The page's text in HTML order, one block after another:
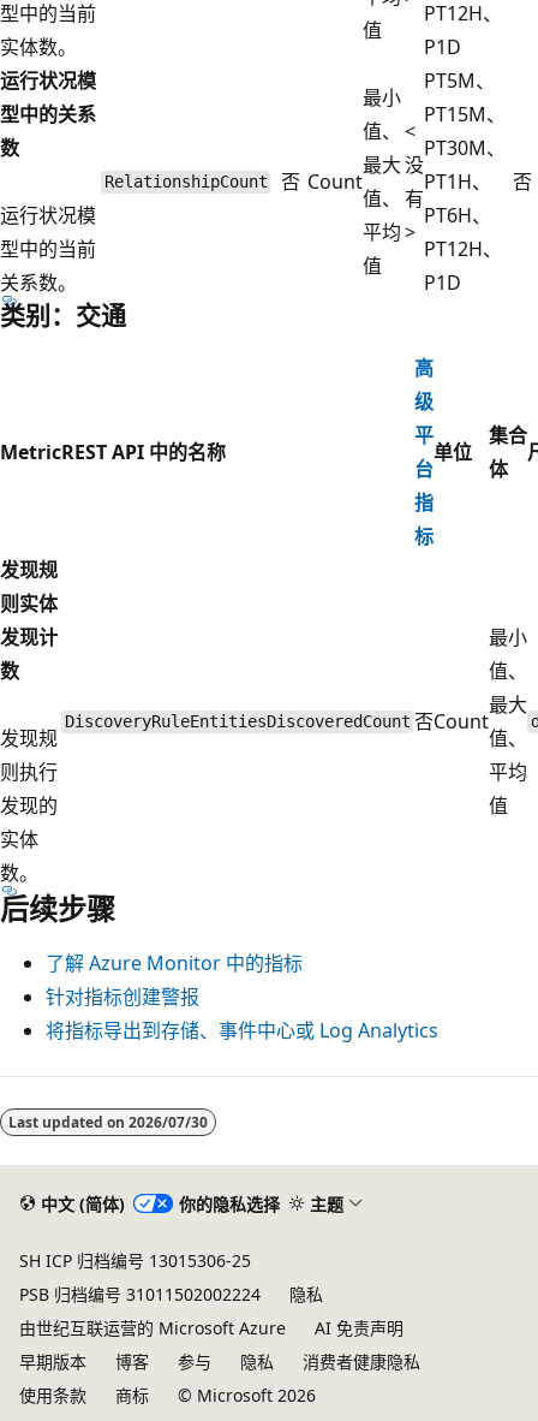
型中的当前
实体数。
值
PT12H、
P1D
运行状况模
型中的关系
数
运行状况模
型中的当前
关系数。
RelationshipCount 否 Count
最小
值、
最大
值、
平均
值
<
没
有
>
PT5M、
PT15M、
PT30M、
PT1H、
PT6H、
PT12H、
P1D
否
类别：交通
MetricREST API 中的名称
高
级
平
台
指
标
单位
集合
体
发现规
则实体
发现计
数
发现规
则执行
发现的
实体
数。
DiscoveryRuleEntitiesDiscoveredCount 否Count
最小
值、
最大
值、
平均
值
后续步骤
了解 Azure Monitor 中的指标
针对指标创建警报
将指标导出到存储、事件中心或 Log Analytics
Last updated on 2026/07/30
中文 (简体) 你的隐私选择 主题
SH ICP 归档编号 13015306-25
PSB 归档编号 31011502002224
隐私
由世纪互联运营的 Microsoft Azure
AI 免责声明
早期版本
博客 参与 隐私
消费者健康隐私
使用条款
商标 © Microsoft 2026